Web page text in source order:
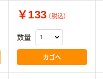
￥133 （税込）
数量
カゴへ